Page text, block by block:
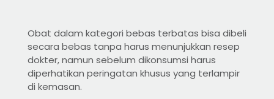
Obat dalam kategori bebas terbatas bisa dibeli
secara bebas tanpa harus menunjukkan resep
dokter, namun sebelum dikonsumsi harus
diperhatikan peringatan khusus yang terlampir
di kemasan.